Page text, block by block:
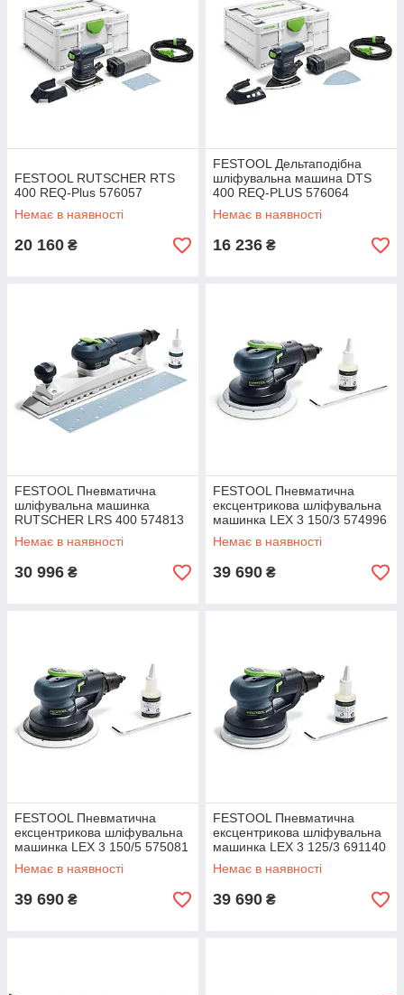
FESTOOL RUTSCHER RTS
400 REQ-Plus 576057
Немає в наявності
20 160 ₴
FESTOOL Дельтаподібна
шліфувальна машина DTS
400 RЕQ-PLUS 576064
576064
Немає в наявності
16 236 ₴
FESTOOL Пневматична
шліфувальна машинка
RUTSCHER LRS 400 574813
Немає в наявності
30 996 ₴
FESTOOL Пневматична
ексцентрикова шліфувальна
машинка LEX 3 150/3 574996
Немає в наявності
39 690 ₴
FESTOOL Пневматична
ексцентрикова шліфувальна
машинка LEX 3 150/5 575081
Немає в наявності
39 690 ₴
FESTOOL Пневматична
ексцентрикова шліфувальна
машинка LEX 3 125/3 691140
Немає в наявності
39 690 ₴